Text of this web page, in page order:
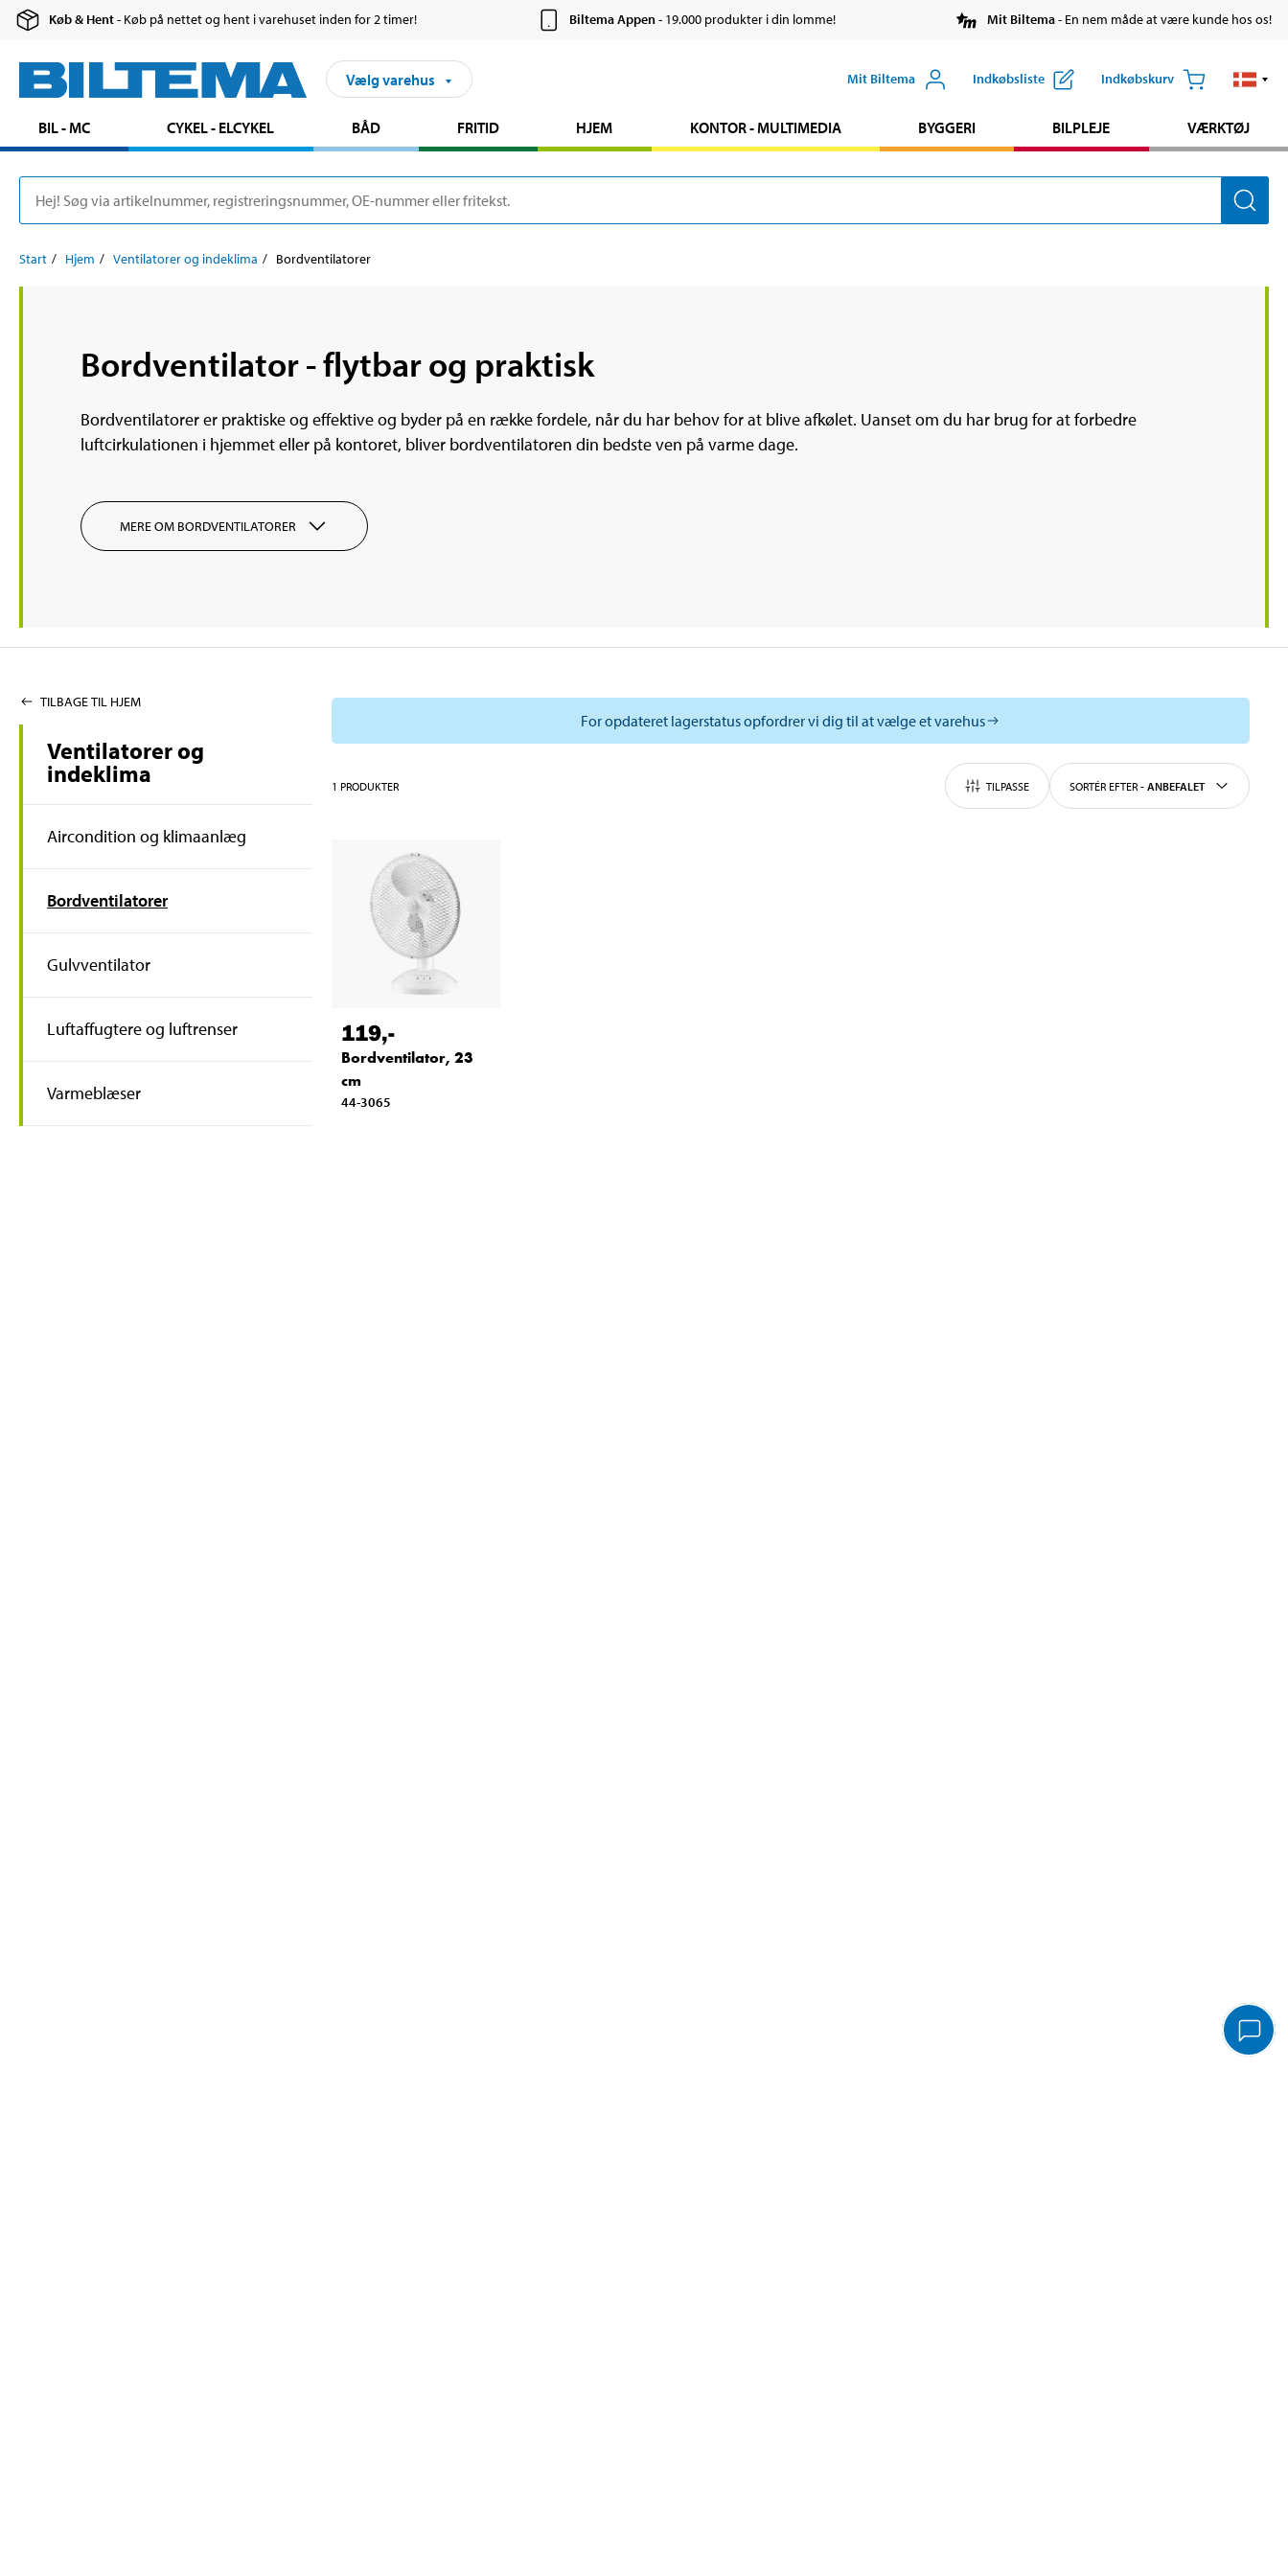
Køb & Hent- Køb på nettet og hent i varehuset inden for 2 timer! Biltema Appen- 19.000 produkter i din lomme! Mit Biltema- En nem måde at være kunde hos os!
Vælg varehus Mit Biltema Indkøbsliste Indkøbskurv
BIL - MC CYKEL - ELCYKEL BÅD FRITID HJEM KONTOR - MULTIMEDIA BYGGERI BILPLEJE VÆRKTØJ
Start Hjem Ventilatorer og indeklima Bordventilatorer
Bordventilator - flytbar og praktisk
Bordventilatorer er praktiske og effektive og byder på en række fordele, når du har behov for at blive afkølet. Uanset om du har brug for at forbedre
luftcirkulationen i hjemmet eller på kontoret, bliver bordventilatoren din bedste ven på varme dage.
MERE OM BORDVENTILATORER
TILBAGE TIL HJEM
Ventilatorer og
indeklima
Aircondition og klimaanlæg
Bordventilatorer
Gulvventilator
Luftaffugtere og luftrenser
Varmeblæser
For opdateret lagerstatus opfordrer vi dig til at vælge et varehus
1 PRODUKTER TILPASSE SORTÉR EFTER - ANBEFALET
119,-
Bordventilator, 23
cm
44-3065